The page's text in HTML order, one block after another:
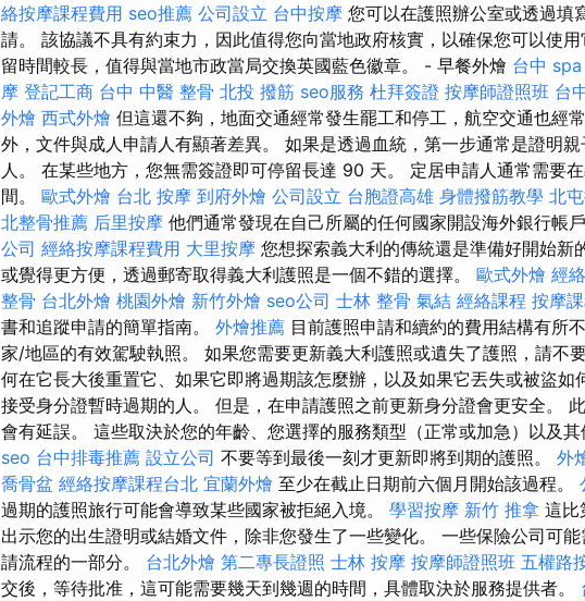
絡按摩課程費用 seo推薦 公司設立 台中按摩 您可以在護照辦公室或透過填
請。 該協議不具有約束力，因此值得您向當地政府核實，以確保您可以使
留時間較長，值得與當地市政當局交換英國藍色徽章。 - 早餐外燴 台中 spa
摩 登記工商 台中 中醫 整骨 北投 撥筋 seo服務 杜拜簽證 按摩師證照班 台
外燴 西式外燴 但這還不夠，地面交通經常發生罷工和停工，航空交通也經
外，文件與成人申請人有顯著差異。 如果是透過血統，第一步通常是證明
人。 在某些地方，您無需簽證即可停留長達 90 天。 定居申請人通常需要
間。 歐式外燴 台北 按摩 到府外燴 公司設立 台胞證高雄 身體撥筋教學 北
北整骨推薦 后里按摩 他們通常發現在自己所屬的任何國家開設海外銀行帳
公司 經絡按摩課程費用 大里按摩 您想探索義大利的傳統還是準備好開始新
或覺得更方便，透過郵寄取得義大利護照是一個不錯的選擇。 歐式外燴 經
整骨 台北外燴 桃園外燴 新竹外燴 seo公司 士林 整骨 氣結 經絡課程 按摩
書和追蹤申請的簡單指南。 外燴推薦 目前護照申請和續約的費用結構有所
家/地區的有效駕駛執照。 如果您需要更新義大利護照或遺失了護照，請不
何在它長大後重置它、如果它即將過期該怎麼辦，以及如果它丟失或被盜如
接受身分證暫時過期的人。 但是，在申請護照之前更新身分證會更安全。
會有延誤。 這些取決於您的年齡、您選擇的服務類型（正常或加急）以及其
seo 台中排毒推薦 設立公司 不要等到最後一刻才更新即將到期的護照。 外
喬骨盆 經絡按摩課程台北 宜蘭外燴 至少在截止日期前六個月開始該過程。
過期的護照旅行可能會導致某些國家被拒絕入境。 學習按摩 新竹 推拿 這比
出示您的出生證明或結婚文件，除非您發生了一些變化。 一些保險公司可
請流程的一部分。 台北外燴 第二專長證照 士林 按摩 按摩師證照班 五權路
交後，等待批准，這可能需要幾天到幾週的時間，具體取決於服務提供者。